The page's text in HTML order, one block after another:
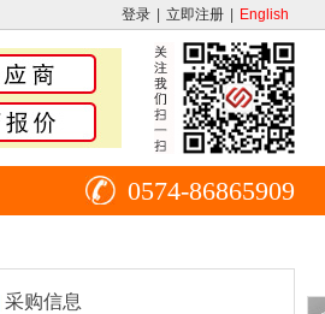
登录 立即注册 English
0574-86865909
采购信息